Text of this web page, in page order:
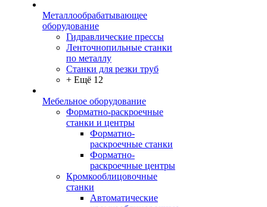
Металлообрабатывающее
оборудование
Гидравлические прессы
Ленточнопильные станки
по металлу
Станки для резки труб
+ Ещё 12
Мебельное оборудование
Форматно-раскроечные
станки и центры
Форматно-
раскроечные станки
Форматно-
раскроечные центры
Кромкооблицовочные
станки
Автоматические